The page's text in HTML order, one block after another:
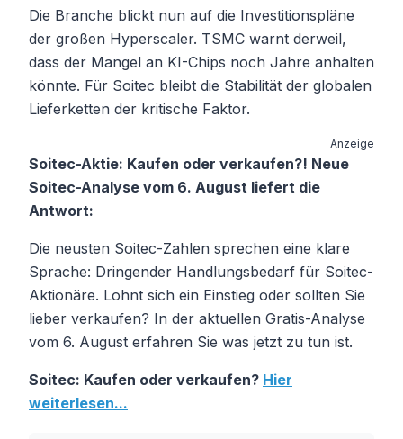
Die Branche blickt nun auf die Investitionspläne
der großen Hyperscaler. TSMC warnt derweil,
dass der Mangel an KI-Chips noch Jahre anhalten
könnte. Für Soitec bleibt die Stabilität der globalen
Lieferketten der kritische Faktor.
Anzeige
Soitec-Aktie: Kaufen oder verkaufen?! Neue
Soitec-Analyse vom 6. August liefert die
Antwort:
Die neusten Soitec-Zahlen sprechen eine klare
Sprache: Dringender Handlungsbedarf für Soitec-
Aktionäre. Lohnt sich ein Einstieg oder sollten Sie
lieber verkaufen? In der aktuellen Gratis-Analyse
vom 6. August erfahren Sie was jetzt zu tun ist.
Soitec: Kaufen oder verkaufen? Hier
weiterlesen...